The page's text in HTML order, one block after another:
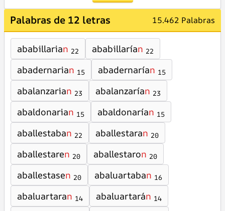
Palabras de 12 letras 15.462 Palabras
ababillarian 22 ababillarían 22
abadernarian 15 abadernarían 15
abalanzarian 23 abalanzarían 23
abaldonarian 15 abaldonarían 15
aballestaban 22 aballestaran 20
aballestaren 20 aballestaron 20
aballestasen 20 abaluartaban 16
abaluartaran 14 abaluartarán 14